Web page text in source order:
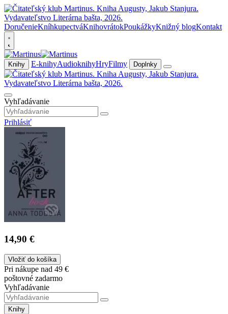
DoručenieKníhkupectváKnihovrátokPoukážkyKnižný blogKontakt
Knihy E-knihyAudioknihyHryFilmy Doplnky
Vyhľadávanie
Prihlásiť
14,90 €
Vložiť do košíka
Pri nákupe nad 49 €
poštovné zadarmo
Vyhľadávanie
Knihy